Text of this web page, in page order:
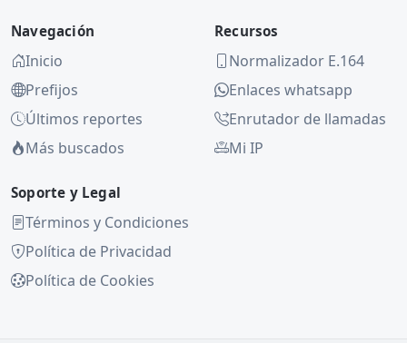
Navegación
Inicio
Prefijos
Últimos reportes
Más buscados
Recursos
Normalizador E.164
Enlaces whatsapp
Enrutador de llamadas
Mi IP
Soporte y Legal
Términos y Condiciones
Política de Privacidad
Política de Cookies